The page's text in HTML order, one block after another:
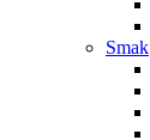
Smak